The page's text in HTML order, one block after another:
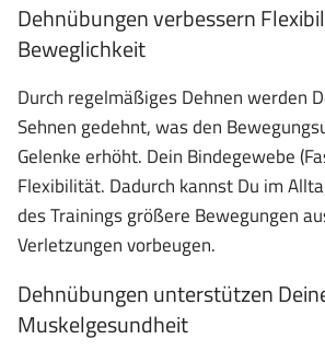
Dehnübungen verbessern
Beweglichkeit
Durch regelmäßiges Dehnen werden
Sehnen gedehnt, was den
Gelenke erhöht. Dein Bindegewebe
Flexibilität. Dadurch kannst Du im
des Trainings größere Bewegungen
Verletzungen vorbeugen.
Dehnübungen unterstützen
Muskelgesundheit